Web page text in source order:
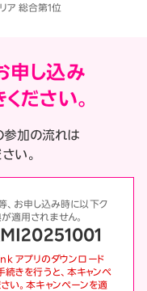
ア 総合第1位
申し込み
ださい。
参加の流れは
い。
お申し込み時に以下ク
適用されません。
アプリのダウンロード
続きを行うと、本キャンペ
い。本キャンペーンを適